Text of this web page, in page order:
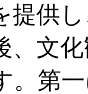
提供
、文
。第